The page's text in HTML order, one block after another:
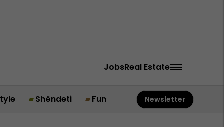
JobsReal Estate
Shëndeti Fun Newsletter